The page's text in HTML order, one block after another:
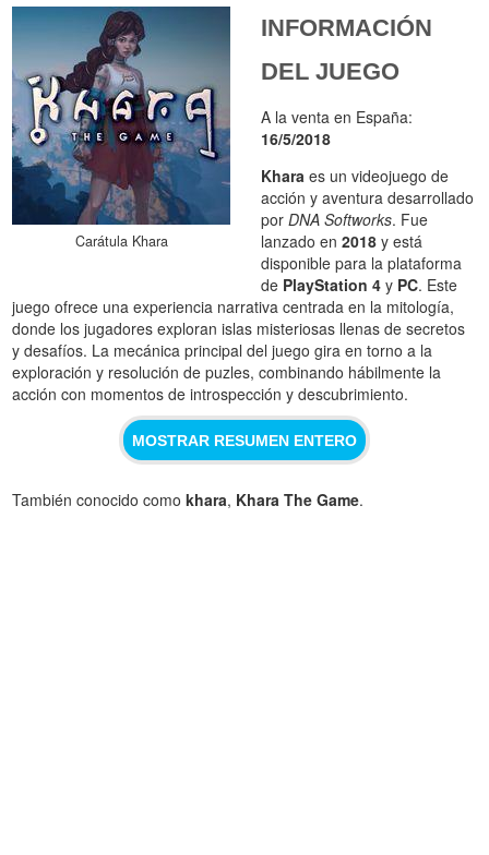
Carátula Khara
INFORMACIÓN
DEL JUEGO
A la venta en España:
16/5/2018
Khara es un videojuego de
acción y aventura desarrollado
porDNA Softworks. Fue
lanzado en2018 y está
disponible para la plataforma
de PlayStation 4 y PC. Este
juego ofrece una experiencia narrativa centrada en la mitología,
donde los jugadores exploran islas misteriosas llenas de secretos
y desafíos. La mecánica principal del juego gira en torno a la
exploración y resolución de puzles, combinando hábilmente la
acción con momentos de introspección y descubrimiento.
MOSTRAR RESUMEN ENTERO
También conocido comokhara, Khara The Game.